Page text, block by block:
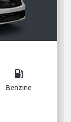
local_gas_station
Benzine